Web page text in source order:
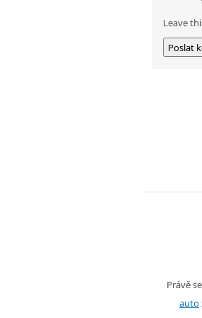
Leave
Právě
auto